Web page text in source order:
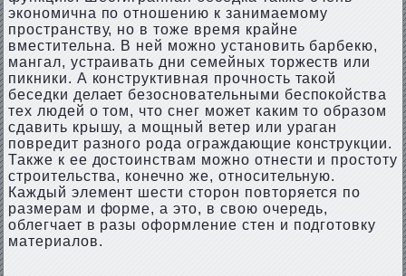
экономична по отношению к занимаемому
пространству, но в тоже время крайне
вместительна. В ней можно установить барбекю,
мангал, устраивать дни семейных торжеств или
пикники. А конструктивная прочность такой
беседки делает безосновательными беспокойства
тех людей о том, что снег может каким то образом
сдавить крышу, а мощный ветер или ураган
повредит разного рода ограждающие конструкции.
Также к ее достоинствам можно отнести и простоту
строительства, конечно же, относительную.
Каждый элемент шести сторон повторяется по
размерам и форме, а это, в свою очередь,
облегчает в разы оформление стен и подготовку
материалов.